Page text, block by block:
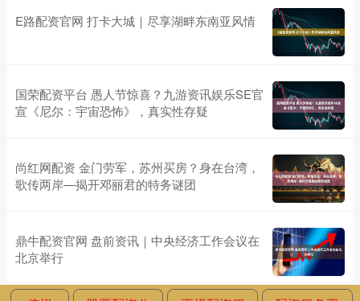
E路配资官网 打卡大城｜尽享湖畔东南亚风情
国荣配资平台 愚人节惊喜？九游资讯娱乐SE官
宣《尼尔：宇宙恐怖》，真实性存疑
尚红网配资 金门劳军，苏州买房？身在台湾，
歌传两岸—揭开邓丽君的特务谜团
鼎牛配资官网 盘前资讯｜中央经济工作会议在
北京举行